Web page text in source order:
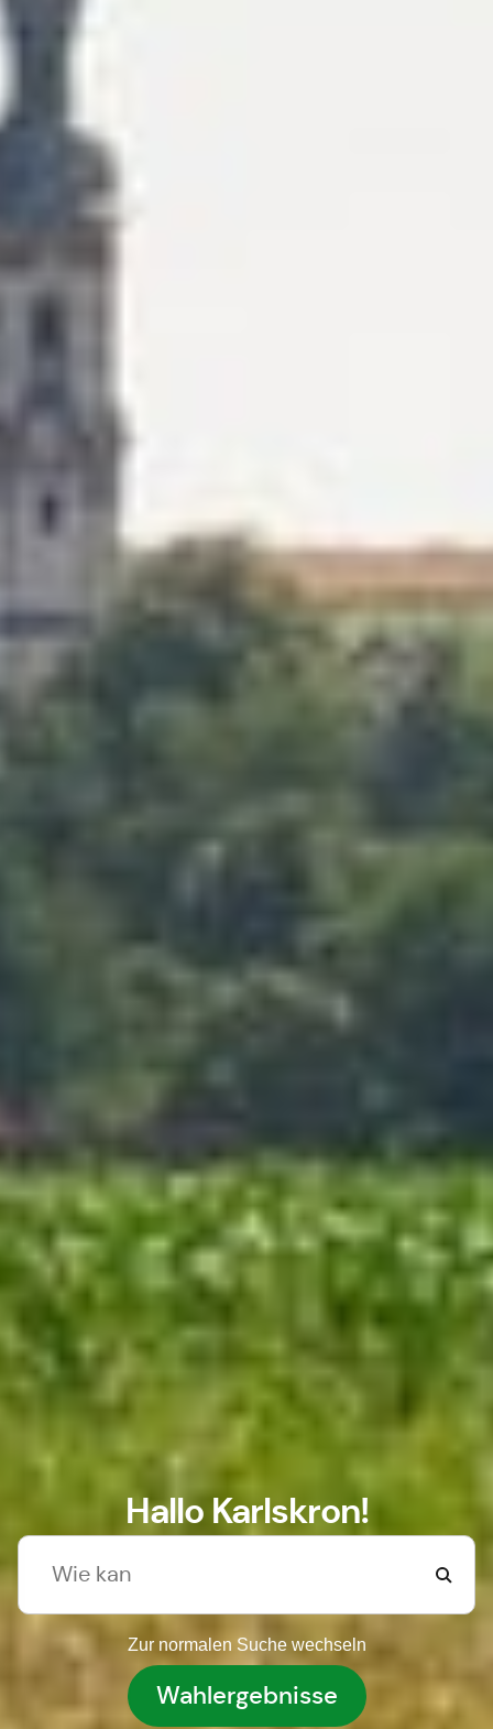
Hallo Karlskron!
Zur normalen Suche wechseln
Wahlergebnisse